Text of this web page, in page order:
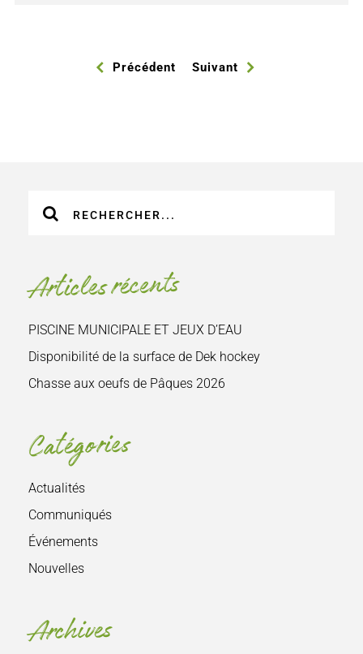
Précédent Suivant
sur
Articles récents
PISCINE MUNICIPALE ET JEUX D’EAU
Disponibilité de la surface de Dek hockey
Chasse aux oeufs de Pâques 2026
Catégories
Actualités
Communiqués
Événements
Nouvelles
Archives